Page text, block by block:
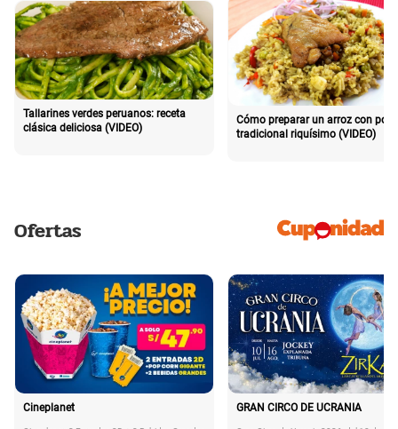
Tallarines verdes peruanos: receta
clásica deliciosa (VIDEO)
Cómo preparar un arroz con pollo
tradicional riquísimo (VIDEO)
Ofertas
Cineplanet GRAN CIRCO DE UCRANIA